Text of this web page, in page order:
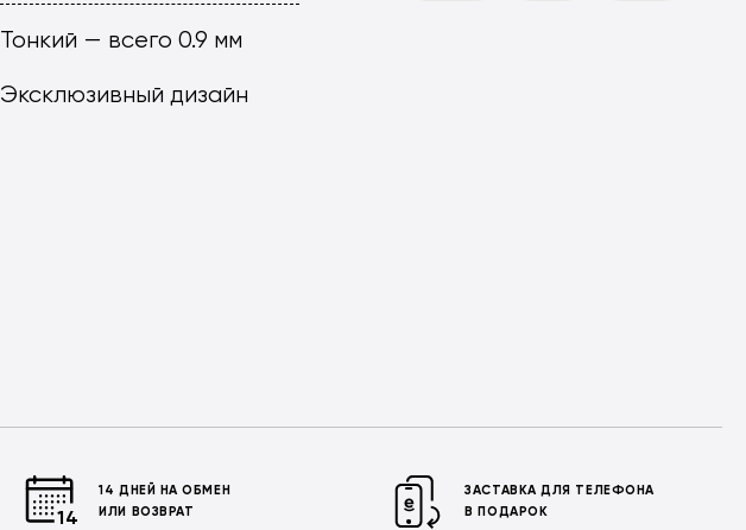
Тонкий — всего 0.9 мм
Эксклюзивный дизайн
14 ДНЕЙ НА ОБМЕН
ИЛИ ВОЗВРАТ
ЗАСТАВКА ДЛЯ ТЕЛЕФОНА
В ПОДАРОК